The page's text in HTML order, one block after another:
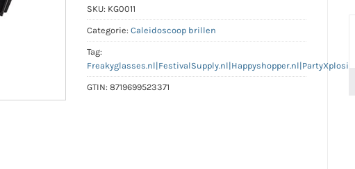
SKU: KG0011
Categorie: Caleidoscoop brillen
Tag:
Freakyglasses.nl|FestivalSupply.nl|Happyshopper.nl|PartyXplosion
GTIN: 8719699523371